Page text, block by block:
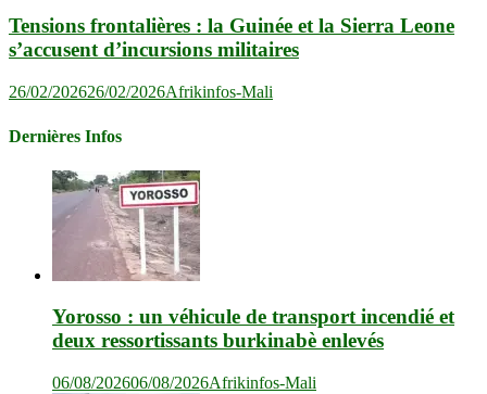
Tensions frontalières : la Guinée et la Sierra Leone
s’accusent d’incursions militaires
26/02/202626/02/2026Afrikinfos-Mali
Dernières Infos
Yorosso : un véhicule de transport incendié et
deux ressortissants burkinabè enlevés
06/08/202606/08/2026Afrikinfos-Mali